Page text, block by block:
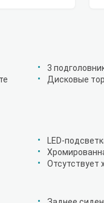
3
Дисковые
LED-
Отсутствует